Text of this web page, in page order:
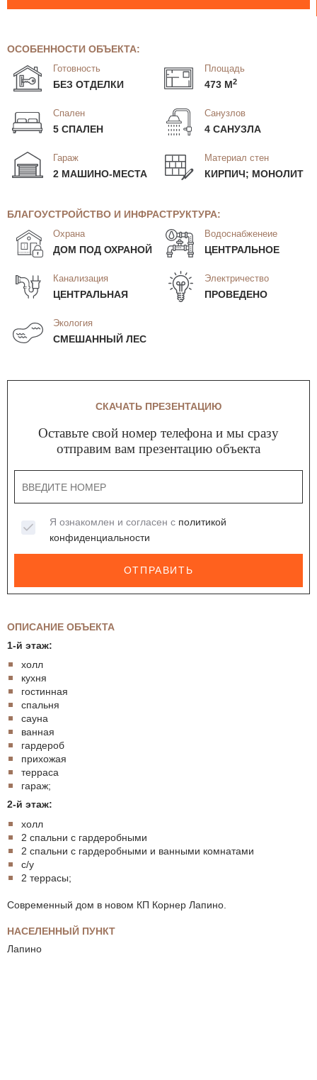
ОСОБЕННОСТИ ОБЪЕКТА:
Готовность
БЕЗ ОТДЕЛКИ
Площадь
473 М2
Спален
5 СПАЛЕН
Санузлов
4 САНУЗЛА
Гараж
2 МАШИНО-МЕСТА
Материал стен
КИРПИЧ; МОНОЛИТ
БЛАГОУСТРОЙСТВО И ИНФРАСТРУКТУРА:
Охрана
ДОМ ПОД ОХРАНОЙ
Водоснабженеие
ЦЕНТРАЛЬНОЕ
Канализация
ЦЕНТРАЛЬНАЯ
Электричество
ПРОВЕДЕНО
Экология
СМЕШАННЫЙ ЛЕС
ОПИСАНИЕ ОБЪЕКТА
1-й этаж:
холл
кухня
гостинная
спальня
сауна
ванная
гардероб
прихожая
терраса
гараж;
2-й этаж:
холл
2 спальни с гардеробными
2 спальни с гардеробными и ванными комнатами
с/у
2 террасы;
Современный дом в новом КП Корнер Лапино.
НАСЕЛЕННЫЙ ПУНКТ
Лапино
СКАЧАТЬ ПРЕЗЕНТАЦИЮ
Оставьте свой номер телефона и мы сразу
отправим вам презентацию объекта
Я ознакомлен и согласен с политикой
конфиденциальности
ОТПРАВИТЬ